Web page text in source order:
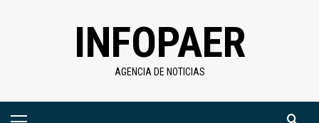
INFOPAER
AGENCIA DE NOTICIAS